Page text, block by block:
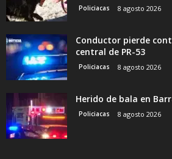
Policiacas 8 agosto 2026
Conductor pierde
central de PR-53
Policiacas 8 agosto 2026
Herido de bala en
Policiacas 8 agosto 2026